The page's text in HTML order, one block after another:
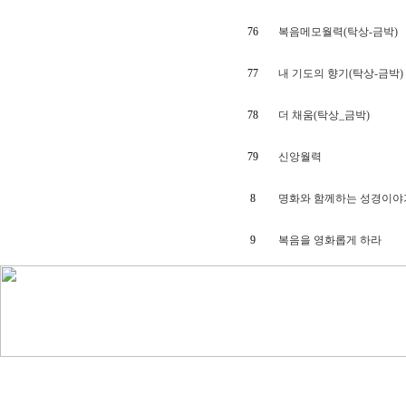
76 복음메모월력(탁상-금박)
77 내 기도의 향기(탁상-금박)
78 더 채움(탁상_금박)
79 신앙월력
8 명화와 함께하는 성경이야
9 복음을 영화롭게 하라